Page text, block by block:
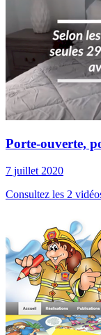
Porte-ouverte,
7 juillet 2020
Consultez les 2